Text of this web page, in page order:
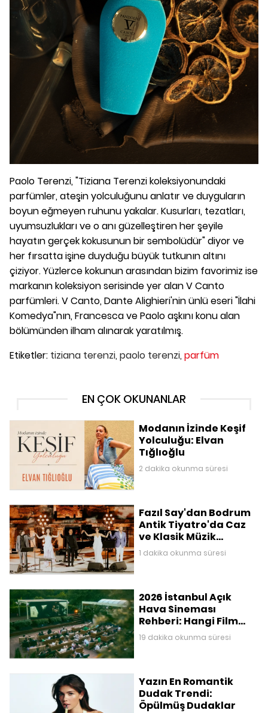
Paolo Terenzi, "Tiziana Terenzi koleksiyonundaki
parfümler, ateşin yolculuğunu anlatır ve duyguların
boyun eğmeyen ruhunu yakalar. Kusurları, tezatları,
uyumsuzlukları ve o anı güzelleştiren her şeyile
hayatın gerçek kokusunun bir sembolüdür" diyor ve
her fırsatta işine duyduğu büyük tutkunın altını
çiziyor. Yüzlerce kokunun arasından bizim favorimiz ise
markanın koleksiyon serisinde yer alan V Canto
parfümleri. V Canto, Dante Alighieri'nin ünlü eseri "İlahi
Komedya"nın, Francesca ve Paolo aşkını konu alan
bölümünden ilham alınarak yaratılmış.
Etiketler: tiziana terenzi, paolo terenzi, parfüm
EN ÇOK OKUNANLAR
Modanın İzinde Keşif
Yolculuğu: Elvan
Tığlıoğlu
2 dakika okunma süresi
Fazıl Say'dan Bodrum
Antik Tiyatro'da Caz
ve Klasik Müzik
Buluşması
1 dakika okunma süresi
2026 İstanbul Açık
Hava Sineması
Rehberi: Hangi Film
Nerede Gösteriliyor?
19 dakika okunma süresi
Yazın En Romantik
Dudak Trendi:
Öpülmüş Dudaklar